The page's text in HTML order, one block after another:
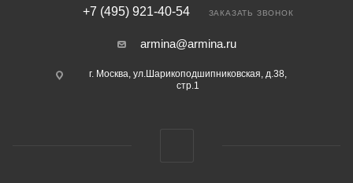
+7 (495) 921-40-54 ЗАКАЗАТЬ ЗВОНОК
armina@armina.ru
г. Москва, ул.Шарикоподшипниковская, д.38,
стр.1